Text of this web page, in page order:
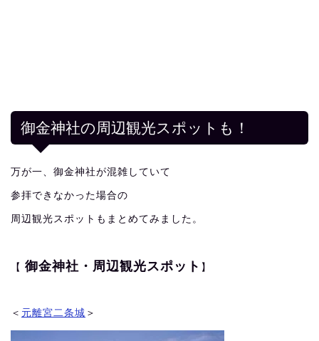
御金神社の周辺観光スポットも！
万が一、御金神社が混雑していて
参拝できなかった場合の
周辺観光スポットもまとめてみました。
【 御金神社・周辺観光スポット 】
＜ 元離宮二条城 ＞